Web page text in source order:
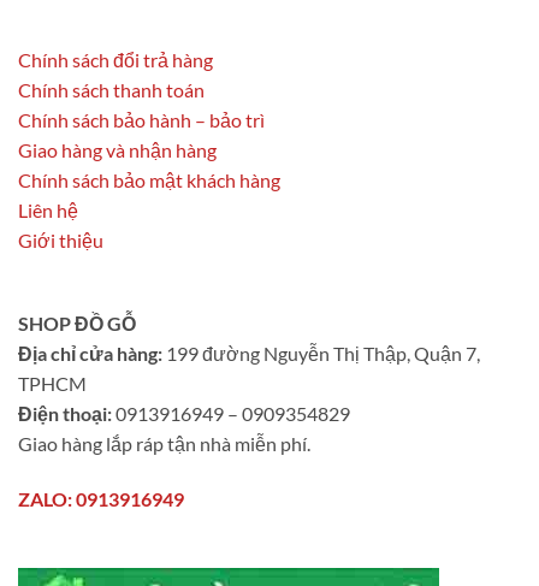
Chính sách đổi trả hàng
Chính sách thanh toán
Chính sách bảo hành – bảo trì
Giao hàng và nhận hàng
Chính sách bảo mật khách hàng
Liên hệ
Giới thiệu
SHOP ĐỒ GỖ
Địa chỉ cửa hàng: 199 đường Nguyễn Thị Thập, Quận 7,
TPHCM
Điện thoại:0913916949 – 0909354829
Giao hàng lắp ráp tận nhà miễn phí.
ZALO: 0913916949